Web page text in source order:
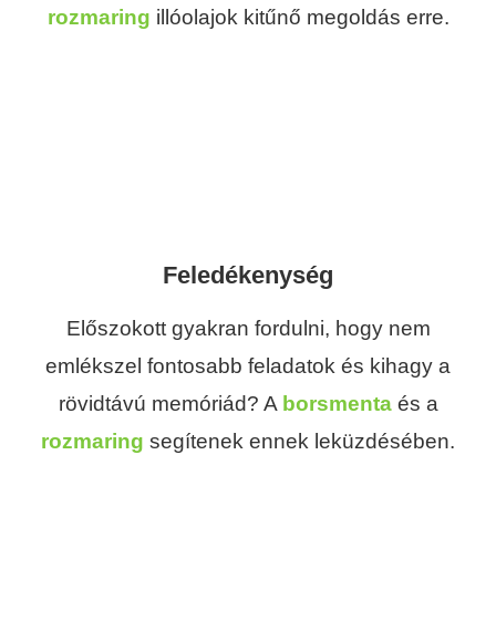
rozmaring illóolajok kitűnő megoldás erre.
Feledékenység
Előszokott gyakran fordulni, hogy nem
emlékszel fontosabb feladatok és kihagy a
rövidtávú memóriád? A borsmentaés a
rozmaring segítenek ennek leküzdésében.